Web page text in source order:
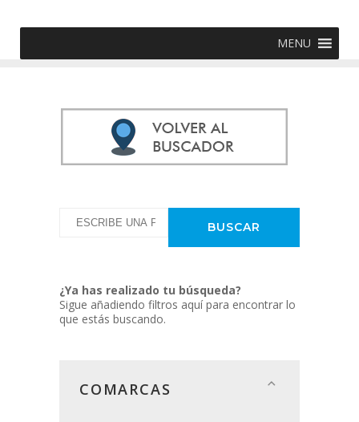
MENU
¿Ya has realizado tu búsqueda?
Sigue añadiendo filtros aquí para encontrar lo
que estás buscando.
COMARCAS